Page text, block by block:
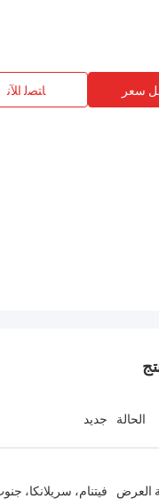
سعر ﺎﺘﺼﻟ ﺍﻶﻧ
الحالة جديد
العرض فيتنام، سريلانكا،